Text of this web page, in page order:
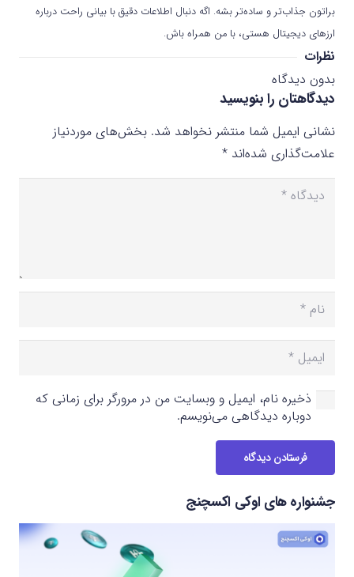
براتون جذاب‌تر و ساده‌تر بشه. اگه دنبال اطلاعات دقیق با بیانی راحت درباره
ارزهای دیجیتال هستی، با من همراه باش.
نظرات
بدون دیدگاه
دیدگاهتان را بنویسید
نشانی ایمیل شما منتشر نخواهد شد. بخش‌های موردنیاز
علامت‌گذاری شده‌اند *
ذخیره نام، ایمیل و وبسایت من در مرورگر برای زمانی که
دوباره دیدگاهی می‌نویسم.
فرستادن دیدگاه
جشنواره های اوکی اکسچنج